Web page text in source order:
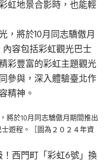
虹地景合影時，也能輕
，將於10月同志驕傲月
容包括彩虹觀光巴士
彩豐富的彩虹主題觀光
參與，深入體驗臺北作
精神。
將於10月同志驕傲月期間推出
士遊程。［圖為２０２４年資
！西門町「彩虹6號」換